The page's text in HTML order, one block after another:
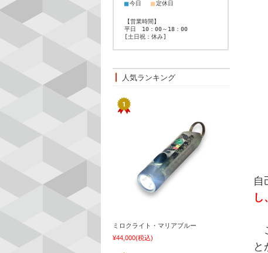
自
と
■今日 ■定休日
【営業時間】
平日 10：00～18：00
[土日祝：休み]
人気ランキング
ミロクライト・マリアブルー
¥44,000(税込)